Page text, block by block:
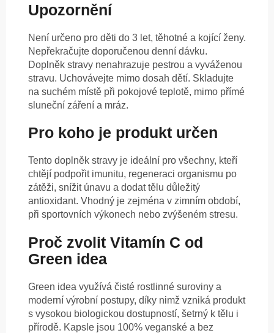
Upozornění
Není určeno pro děti do 3 let, těhotné a kojící ženy.
Nepřekračujte doporučenou denní dávku.
Doplněk stravy nenahrazuje pestrou a vyváženou
stravu. Uchovávejte mimo dosah dětí. Skladujte
na suchém místě při pokojové teplotě, mimo přímé
sluneční záření a mráz.
Pro koho je produkt určen
Tento doplněk stravy je ideální pro všechny, kteří
chtějí podpořit imunitu, regeneraci organismu po
zátěži, snížit únavu a dodat tělu důležitý
antioxidant. Vhodný je zejména v zimním období,
při sportovních výkonech nebo zvýšeném stresu.
Proč zvolit Vitamín C od
Green idea
Green idea využívá čisté rostlinné suroviny a
moderní výrobní postupy, díky nimž vzniká produkt
s vysokou biologickou dostupností, šetrný k tělu i
přírodě. Kapsle jsou 100% veganské a bez